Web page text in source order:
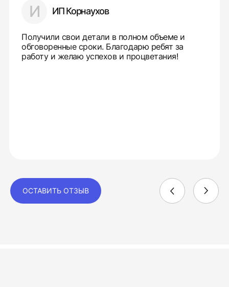
И ИП Корнаухов
Получили свои детали в полном объеме и
обговоренные сроки. Благодарю ребят за
работу и желаю успехов и процветания!
ОСТАВИТЬ ОТЗЫВ